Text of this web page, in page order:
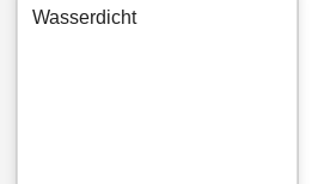
Wasserdicht